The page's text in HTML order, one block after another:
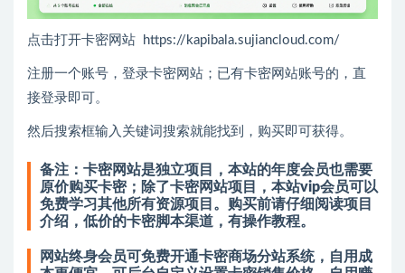
点击打开卡密网站 https://kapibala.sujiancloud.com/
注册一个账号，登录卡密网站；已有卡密网站账号的，直
接登录即可。
然后搜索框输入关键词搜索就能找到，购买即可获得。
备注：卡密网站是独立项目，本站的年度会员也需要
原价购买卡密；除了卡密网站项目，本站vip会员可以
免费学习其他所有资源项目。 购买前请仔细阅读项目
介绍，低价的卡密脚本渠道，有操作教程。
网站终身会员可免费开通卡密商场分站系统，自用成